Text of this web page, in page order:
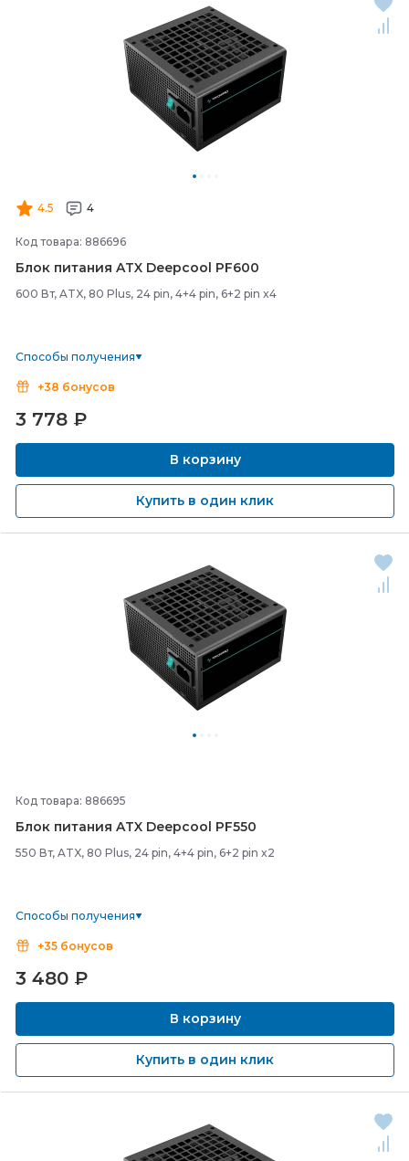
4.5 4
Код товара: 886696
Блок питания ATX Deepcool PF600
600 Вт, ATX, 80 Plus, 24 pin, 4+4 pin, 6+2 pin x4
Способы получения
+38 бонусов
3 778 ₽
В корзину
Купить в один клик
Код товара: 886695
Блок питания ATX Deepcool PF550
550 Вт, ATX, 80 Plus, 24 pin, 4+4 pin, 6+2 pin x2
Способы получения
+35 бонусов
3 480 ₽
В корзину
Купить в один клик